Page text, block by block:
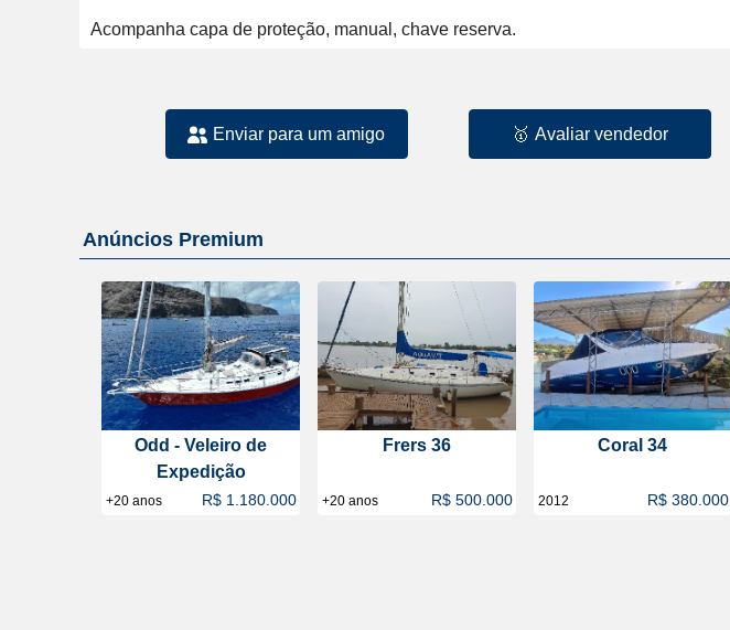
Acompanha capa de proteção, manual, chave reserva.
Enviar para um amigo 🥇 Avaliar vendedor
Anúncios Premium
Odd - Veleiro de
Expedição
+20 anos R$ 1.180.000
Frers 36
+20 anos R$ 500.000
Coral 34
2012 R$ 380.000